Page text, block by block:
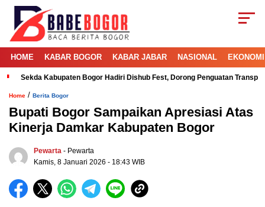
HOME KABAR BOGOR KABAR JABAR NASIONAL EKONOMI
Sekda Kabupaten Bogor Hadiri Dishub Fest, Dorong Penguatan
Home / Berita Bogor
Bupati Bogor Sampaikan Apresiasi Atas
Kinerja Damkar Kabupaten Bogor
Pewarta - Pewarta
Kamis, 8 Januari 2026 - 18:43 WIB